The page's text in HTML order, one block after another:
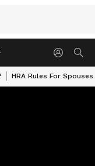
HRA Rules For Spouses